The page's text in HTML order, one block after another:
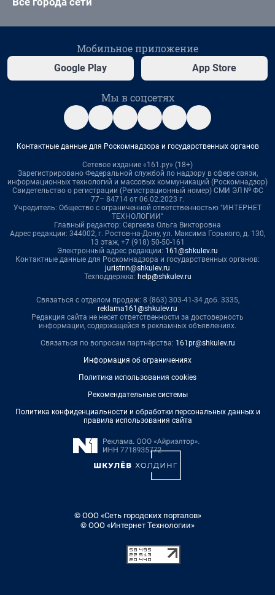
Мобильное приложение
Google Play App Store
Мы в соцсетях
Контактные данные для Роскомнадзора и государственных органов
Сетевое издание «161.ру» (18+)
Зарегистрировано Федеральной службой по надзору в сфере связи,
информационных технологий и массовых коммуникаций (Роскомнадзор)
Свидетельство о регистрации (Регистрационный номер) СМИ ЭЛ № ФС
77– 84714 от 06.02.2023 г.
Учредитель: Общество с ограниченной ответственностью "ИНТЕРНЕТ
ТЕХНОЛОГИИ"
Главный редактор: Сергеева Ольга Викторовна
Адрес редакции: 344002, г. Ростов-на-Дону, ул. Максима Горького, д. 130,
13 этаж, +7 (918) 50-50-161
Электронный адрес редакции: 161@shkulev.ru
Контактные данные для Роскомнадзора и государственных органов:
juristnn@shkulev.ru
Техподдержка: help@shkulev.ru
Связаться с отделом продаж: 8 (863) 303-41-34 доб. 3335,
reklama161@shkulev.ru
Редакция сайта не несет ответственности за достоверность
информации, содержащейся в рекламных объявлениях.
Связаться по вопросам партнёрства: 161pr@shkulev.ru
Информация об ограничениях
Политика использования cookies
Рекомендательные системы
Политика конфиденциальности и обработки персональных данных и
правила использования сайта
© ООО «Сеть городских порталов»
© ООО «Интернет Технологии»